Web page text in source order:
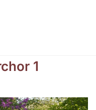
1